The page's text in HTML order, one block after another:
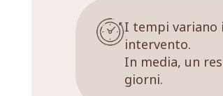
I tempi variano
intervento.
In media, un
giorni.